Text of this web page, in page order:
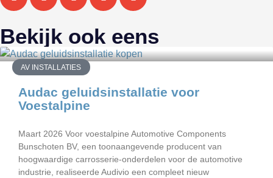
Bekijk ook eens
AV INSTALLATIES
Audac geluidsinstallatie voor
Voestalpine
Maart 2026 Voor voestalpine Automotive Components
Bunschoten BV, een toonaangevende producent van
hoogwaardige carrosserie-onderdelen voor de automotive
industrie, realiseerde Audivio een compleet nieuw